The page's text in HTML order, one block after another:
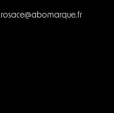
rosace@abomarque.fr